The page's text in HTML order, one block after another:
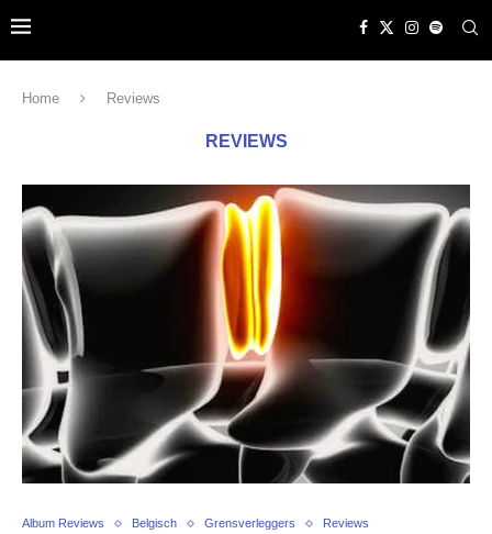
Home Reviews
REVIEWS
Album Reviews Belgisch Grensverleggers Reviews